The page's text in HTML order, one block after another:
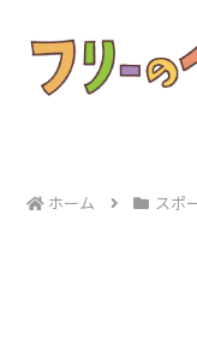
ホーム スポ